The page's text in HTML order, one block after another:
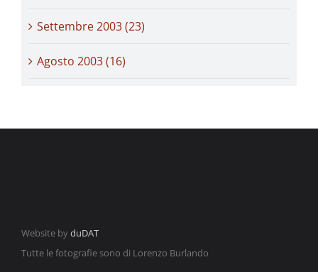
Settembre 2003 (23)
Agosto 2003 (16)
Website byduDAT
Tutte le fotografie sono di Lorenzo Burlando